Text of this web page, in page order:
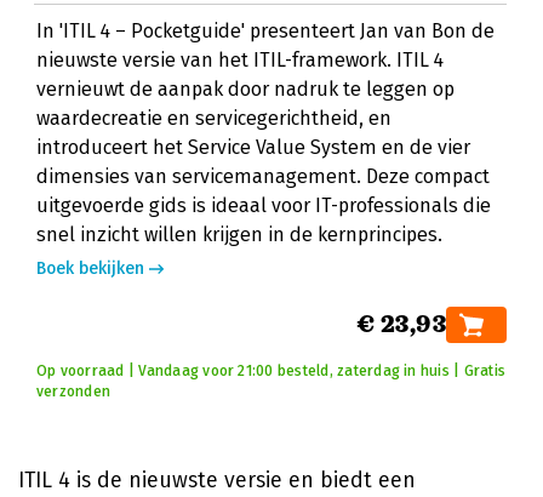
In 'ITIL 4 – Pocketguide' presenteert Jan van Bon de
nieuwste versie van het ITIL-framework. ITIL 4
vernieuwt de aanpak door nadruk te leggen op
waardecreatie en servicegerichtheid, en
introduceert het Service Value System en de vier
dimensies van servicemanagement. Deze compact
uitgevoerde gids is ideaal voor IT-professionals die
snel inzicht willen krijgen in de kernprincipes.
Boek bekijken
€ 23,93
Op voorraad | Vandaag voor 21:00 besteld, zaterdag in huis | Gratis
verzonden
ITIL 4 is de nieuwste versie en biedt een